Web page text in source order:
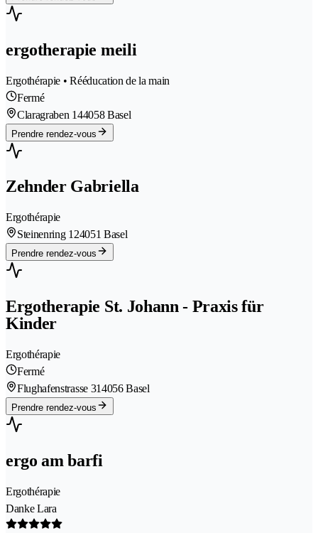
ergotherapie meili
Ergothérapie • Rééducation de la main
Fermé
Claragraben 144058 Basel
Prendre rendez-vous
Zehnder Gabriella
Ergothérapie
Steinenring 124051 Basel
Prendre rendez-vous
Ergotherapie St. Johann - Praxis für
Kinder
Ergothérapie
Fermé
Flughafenstrasse 314056 Basel
Prendre rendez-vous
ergo am barfi
Ergothérapie
Danke Lara